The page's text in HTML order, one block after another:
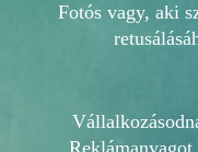
COPYRIGHTFotós vagy, aki